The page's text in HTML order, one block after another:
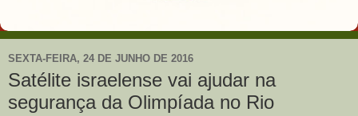
SEXTA-FEIRA, 24 DE JUNHO DE 2016
Satélite israelense vai ajudar na
segurança da Olimpíada no Rio